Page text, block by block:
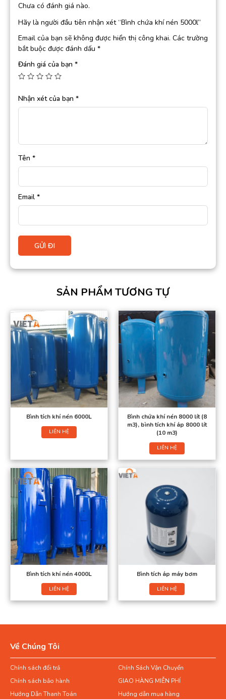
Chưa có đánh giá nào.
Hãy là người đầu tiên nhận xét “Bình chứa khí nén 5000l”
Email của bạn sẽ không được hiển thị công khai. Các trường
bắt buộc được đánh dấu *
Đánh giá của bạn *
Nhận xét của bạn *
Tên *
Email *
SẢN PHẨM TƯƠNG TỰ
Bình tích khí nén 6000L
LIÊN HỆ
Bình chứa khí nén 8000 lít (8
m3), bình tích khí áp 8000 lít
(10 m3)
LIÊN HỆ
Bình tích khí nén 4000L
LIÊN HỆ
Bình tích áp máy bơm
LIÊN HỆ
Về Chúng Tôi
Chính sách đổi trả
Chính Sách Vận Chuyển
Chính sách bảo hành
GIAO HÀNG MIỄN PHÍ
Hướng Dẫn Thanh Toán
Hướng dẫn mua hàng